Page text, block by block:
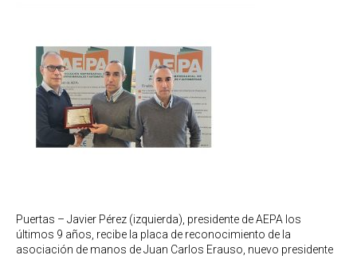
Puertas – Javier Pérez (izquierda), presidente de AEPA los
últimos 9 años, recibe la placa de reconocimiento de la
asociación de manos de Juan Carlos Erauso, nuevo presidente